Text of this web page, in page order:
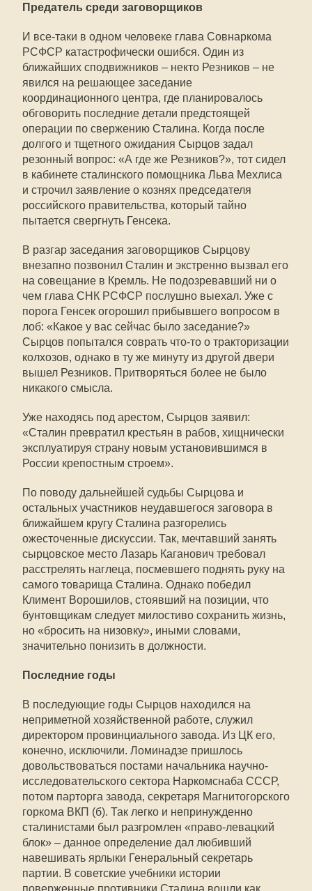
Предатель среди заговорщиков
И все-таки в одном человеке глава Совнаркома
РСФСР катастрофически ошибся. Один из
ближайших сподвижников – некто Резников – не
явился на решающее заседание
координационного центра, где планировалось
обговорить последние детали предстоящей
операции по свержению Сталина. Когда после
долгого и тщетного ожидания Сырцов задал
резонный вопрос: «А где же Резников?», тот сидел
в кабинете сталинского помощника Льва Мехлиса
и строчил заявление о кознях председателя
российского правительства, который тайно
пытается свергнуть Генсека.
В разгар заседания заговорщиков Сырцову
внезапно позвонил Сталин и экстренно вызвал его
на совещание в Кремль. Не подозревавший ни о
чем глава СНК РСФСР послушно выехал. Уже с
порога Генсек огорошил прибывшего вопросом в
лоб: «Какое у вас сейчас было заседание?»
Сырцов попытался соврать что-то о тракторизации
колхозов, однако в ту же минуту из другой двери
вышел Резников. Притворяться более не было
никакого смысла.
Уже находясь под арестом, Сырцов заявил:
«Сталин превратил крестьян в рабов, хищнически
эксплуатируя страну новым установившимся в
России крепостным строем».
По поводу дальнейшей судьбы Сырцова и
остальных участников неудавшегося заговора в
ближайшем кругу Сталина разгорелись
ожесточенные дискуссии. Так, мечтавший занять
сырцовское место Лазарь Каганович требовал
расстрелять наглеца, посмевшего поднять руку на
самого товарища Сталина. Однако победил
Климент Ворошилов, стоявший на позиции, что
бунтовщикам следует милостиво сохранить жизнь,
но «бросить на низовку», иными словами,
значительно понизить в должности.
Последние годы
В последующие годы Сырцов находился на
неприметной хозяйственной работе, служил
директором провинциального завода. Из ЦК его,
конечно, исключили. Ломинадзе пришлось
довольствоваться постами начальника научно-
исследовательского сектора Наркомснаба СССР,
потом парторга завода, секретаря Магнитогорского
горкома ВКП (б). Так легко и непринужденно
сталинистами был разгромлен «право-левацкий
блок» – данное определение дал любивший
навешивать ярлыки Генеральный секретарь
партии. В советские учебники истории
поверженные противники Сталина вошли как